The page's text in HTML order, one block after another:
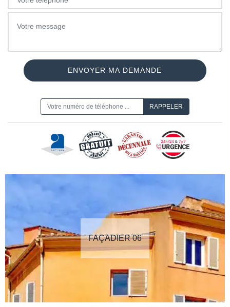
FAÇADIER 06